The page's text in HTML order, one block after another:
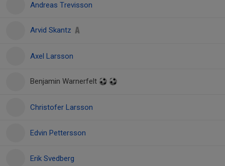
Andreas Trevisson
Arvid Skantz
Axel Larsson
Benjamin Warnerfelt
Christofer Larsson
Edvin Pettersson
Erik Svedberg